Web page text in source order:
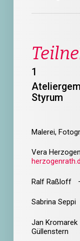
1
Styrum
Malerei,
Vera
Ralf Raßloff
Sabrina
Jan
Güllenstern